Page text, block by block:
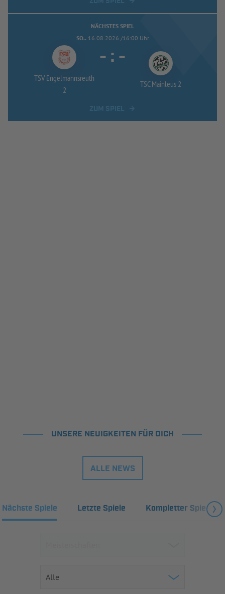
NÄCHSTES SPIEL
SO.. 16.08.2026 /16:00 Uhr
TSV Engelmannsreuth
2
- : -
TSC Mainleus 2
UNSERE NEUIGKEITEN FÜR DICH
ALLE NEWS
Nächste Spiele Letzte Spiele Kompletter Spielplan